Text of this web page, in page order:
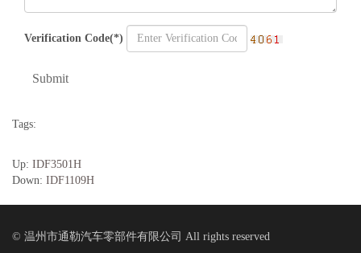
Verification Code(*)
Submit
Tags:
Up: IDF3501H
Down: IDF1109H
© 温州市通勒汽车零部件有限公司 All rights reserved